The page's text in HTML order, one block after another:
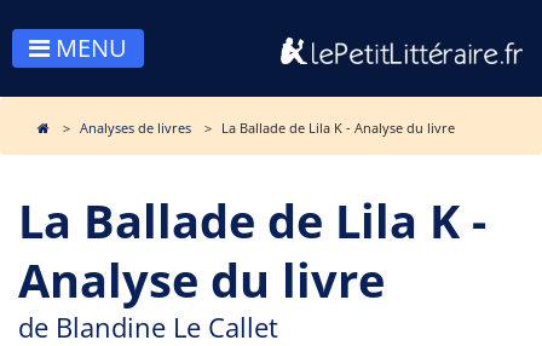
MENU
Analyses de livres La Ballade de Lila K - Analyse du livre
La Ballade de Lila K -
Analyse du livre
de Blandine Le Callet